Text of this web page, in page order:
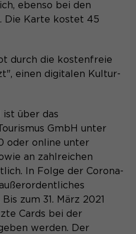
ist und die Rechte besitzt
Zustimmungsstatus des
Cookies auf der
Daten.
ebenso bei den
Die Karte kostet 45
durch die kostenfreie
einen digitalen Kultur-
ist über das
GmbH unter
oder online unter
an zahlreichen
In Folge der Corona-
zum 31. März 2021
Cards bei der
werden. Der